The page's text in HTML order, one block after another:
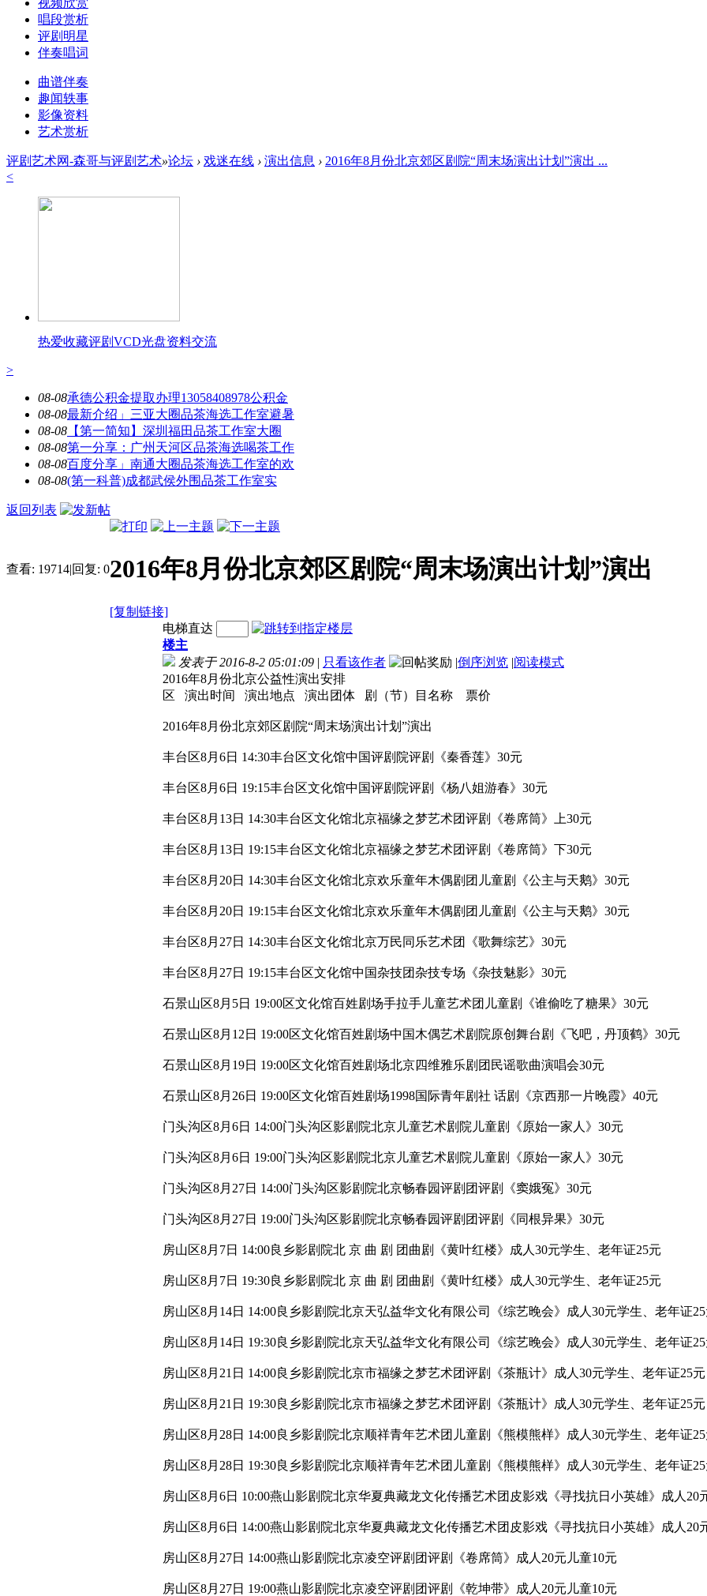
视频欣赏
唱段赏析
评剧明星
伴奏唱词
曲谱伴奏
趣闻轶事
影像资料
艺术赏析
评剧艺术网-森哥与评剧艺术»论坛 › 戏迷在线 › 演出信息 › 2016年8月份北京郊区剧院“周末场演出计划”演出 ...
<
热爱收藏评剧VCD光盘资料交流
>
08-08承德公积金提取办理13058408978公积金
08-08最新介绍」三亚大圈品茶海选工作室避暑
08-08 【第一简知】​深圳福田品茶工作室大圈
08-08第一分享：广州天河区品茶海选喝茶工作
08-08百度分享」南通大圈品茶海选工作室的欢
08-08​(第一科普)成都武侯外围品茶工作室实
返回列表
查看: 19714|回复: 02016年8月份北京郊区剧院“周末场演出计划”演出
[复制链接]
电梯直达
楼主
发表于 2016-8-2 05:01:09 | 只看该作者 |倒序浏览 |阅读模式
2016年8月份北京公益性演出安排
区 演出时间 演出地点 演出团体 剧（节）目名称 票价
2016年8月份北京郊区剧院“周末场演出计划”演出
丰台区8月6日 14:30丰台区文化馆中国评剧院评剧《秦香莲》30元
丰台区8月6日 19:15丰台区文化馆中国评剧院评剧《杨八姐游春》30元
丰台区8月13日 14:30丰台区文化馆北京福缘之梦艺术团评剧《卷席筒》上30元
丰台区8月13日 19:15丰台区文化馆北京福缘之梦艺术团评剧《卷席筒》下30元
丰台区8月20日 14:30丰台区文化馆北京欢乐童年木偶剧团儿童剧《公主与天鹅》30元
丰台区8月20日 19:15丰台区文化馆北京欢乐童年木偶剧团儿童剧《公主与天鹅》30元
丰台区8月27日 14:30丰台区文化馆北京万民同乐艺术团《歌舞综艺》30元
丰台区8月27日 19:15丰台区文化馆中国杂技团杂技专场《杂技魅影》30元
石景山区8月5日 19:00区文化馆百姓剧场手拉手儿童艺术团儿童剧《谁偷吃了糖果》30元
石景山区8月12日 19:00区文化馆百姓剧场中国木偶艺术剧院原创舞台剧《飞吧，丹顶鹤》30元
石景山区8月19日 19:00区文化馆百姓剧场北京四维雅乐剧团民谣歌曲演唱会30元
石景山区8月26日 19:00区文化馆百姓剧场1998国际青年剧社 话剧《京西那一片晚霞》40元
门头沟区8月6日 14:00门头沟区影剧院北京儿童艺术剧院儿童剧《原始一家人》30元
门头沟区8月6日 19:00门头沟区影剧院北京儿童艺术剧院儿童剧《原始一家人》30元
门头沟区8月27日 14:00门头沟区影剧院北京畅春园评剧团评剧《窦娥冤》30元
门头沟区8月27日 19:00门头沟区影剧院北京畅春园评剧团评剧《同根异果》30元
房山区8月7日 14:00良乡影剧院北 京 曲 剧 团曲剧《黄叶红楼》成人30元学生、老年证25元
房山区8月7日 19:30良乡影剧院北 京 曲 剧 团曲剧《黄叶红楼》成人30元学生、老年证25元
房山区8月14日 14:00良乡影剧院北京天弘益华文化有限公司《综艺晚会》成人30元学生、老年证
房山区8月14日 19:30良乡影剧院北京天弘益华文化有限公司《综艺晚会》成人30元学生、老年证
房山区8月21日 14:00良乡影剧院北京市福缘之梦艺术团评剧《茶瓶计》成人30元学生、老年证25元
房山区8月21日 19:30良乡影剧院北京市福缘之梦艺术团评剧《茶瓶计》成人30元学生、老年证25元
房山区8月28日 14:00良乡影剧院北京顺祥青年艺术团儿童剧《熊模熊样》成人30元学生、老年证
房山区8月28日 19:30良乡影剧院北京顺祥青年艺术团儿童剧《熊模熊样》成人30元学生、老年证
房山区8月6日 10:00燕山影剧院北京华夏典藏龙文化传播艺术团皮影戏《寻找抗日小英雄》成人20
房山区8月6日 14:00燕山影剧院北京华夏典藏龙文化传播艺术团皮影戏《寻找抗日小英雄》成人20
房山区8月27日 14:00燕山影剧院北京凌空评剧团评剧《卷席筒》成人20元儿童10元
房山区8月27日 19:00燕山影剧院北京凌空评剧团评剧《乾坤带》成人20元儿童10元